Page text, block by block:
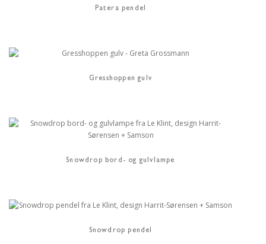
Patera pendel
Gresshoppen gulv
Snowdrop bord- og gulvlampe
Snowdrop pendel